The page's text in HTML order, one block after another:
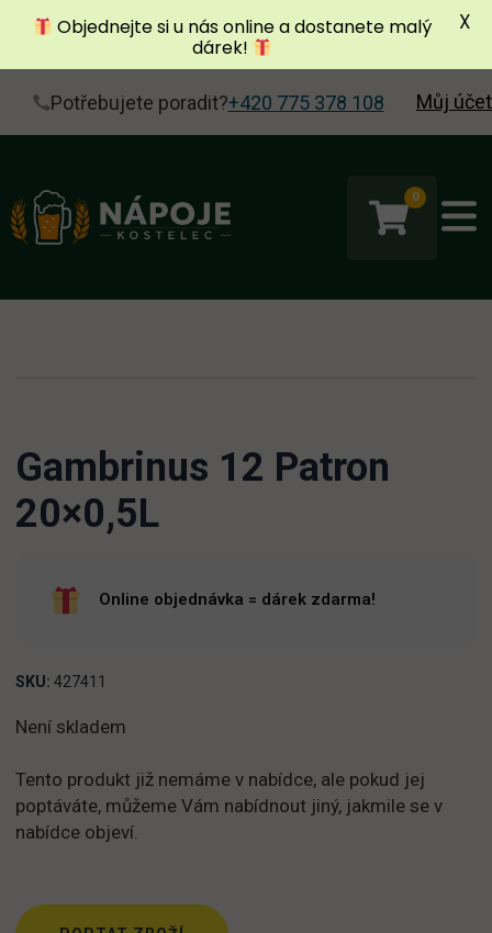
Potřebujete poradit?+420 775 378 108 Můj účet
0
Gambrinus 12 Patron
20×0,5L
Online objednávka = dárek zdarma!
SKU: 427411
Není skladem
Tento produkt již nemáme v nabídce, ale pokud jej
poptáváte, můžeme Vám nabídnout jiný, jakmile se v
nabídce objeví.
Objednejte si u nás online a dostanete malý
dárek!
X